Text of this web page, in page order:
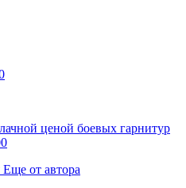
ценой боевых гарнитур
Еще от автора